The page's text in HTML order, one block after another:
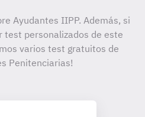
Ayudantes IIPP. Además, si
test personalizados de este
varios test gratuitos de
Penitenciarias!